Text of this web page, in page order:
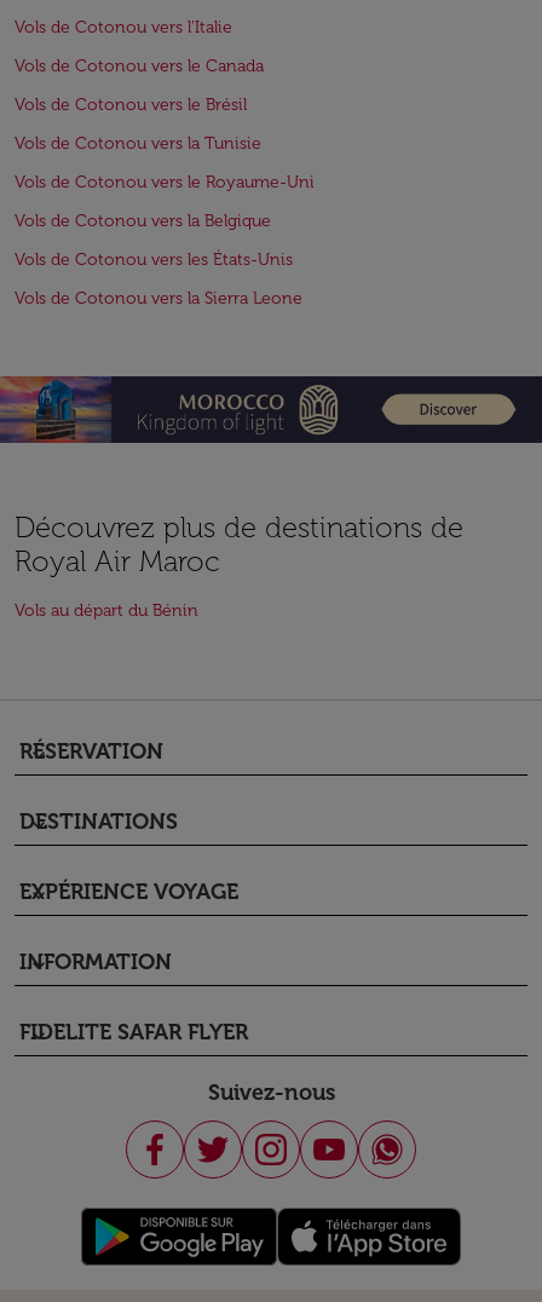
Vols de Cotonou vers l'Italie
Vols de Cotonou vers le Canada
Vols de Cotonou vers le Brésil
Vols de Cotonou vers la Tunisie
Vols de Cotonou vers le Royaume-Uni
Vols de Cotonou vers la Belgique
Vols de Cotonou vers les États-Unis
Vols de Cotonou vers la Sierra Leone
Découvrez plus de destinations de
Royal Air Maroc
Vols au départ du Bénin
RÉSERVATION
keyboard_arrow_down
DESTINATIONS
keyboard_arrow_down
EXPÉRIENCE VOYAGE
keyboard_arrow_down
INFORMATION
keyboard_arrow_down
FIDELITE SAFAR FLYER
keyboard_arrow_down
Suivez-nous